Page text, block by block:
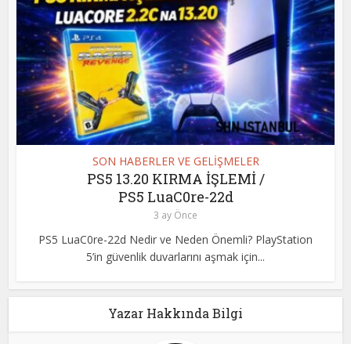
SON HABERLER VE GELİŞMELER
PS5 13.20 KIRMA İŞLEMİ /
PS5 LuaC0re-22d
3 ay Önce
PS5 LuaC0re-22d Nedir ve Neden Önemli? PlayStation
5’in güvenlik duvarlarını aşmak için...
Yazar Hakkında Bilgi